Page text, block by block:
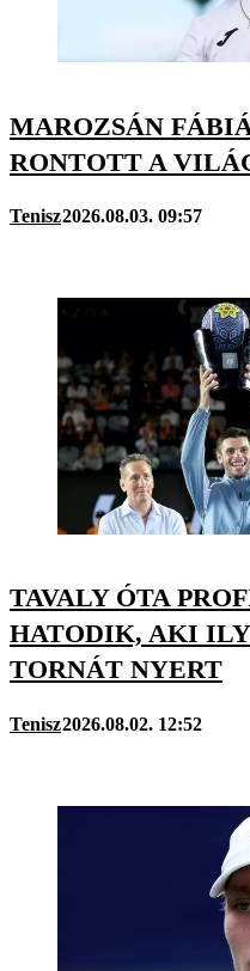
MAROZSÁN
RONTOTT A
Tenisz2026.08.03. 09:57
TAVALY ÓTA
HATODIK, AKI
TORNÁT NYERT
Tenisz2026.08.02. 12:52